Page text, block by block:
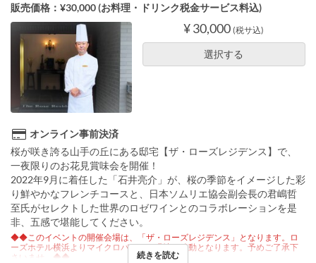
販売価格：¥30,000 (お料理・ドリンク税金サービス料込)
¥ 30,000 (税サ込)
選択する
オンライン事前決済
桜が咲き誇る山手の丘にある邸宅【ザ・ローズレジデンス】で、
一夜限りのお花見賞味会を開催！
2022年9月に着任した「石井亮介」が、桜の季節をイメージした彩
り鮮やかなフレンチコースと、日本ソムリエ協会副会長の君嶋哲
至氏がセレクトした世界のロゼワインとのコラボレーションを是
非、五感で堪能してください。
◆◆このイベントの開催会場は、「ザ・ローズレジデンス」となります。ロ
ーズホテル横浜よりマイクロバスにて現地へ移動となります。予めご了承下
さいませ。◆◆
続きを読む